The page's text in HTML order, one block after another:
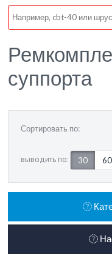
суппорта
Сортировать по:
выводить по: 30 60